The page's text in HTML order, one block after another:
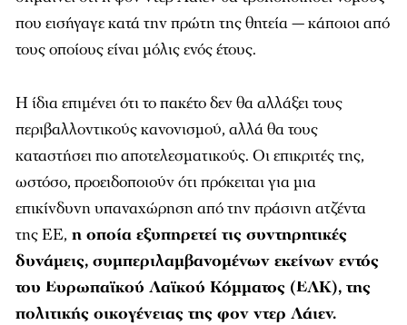
που εισήγαγε κατά την πρώτη της θητεία — κάποιοι από
τους οποίους είναι μόλις ενός έτους.
Η ίδια επιμένει ότι το πακέτο δεν θα αλλάξει τους
περιβαλλοντικούς κανονισμού, αλλά θα τους
καταστήσει πιο αποτελεσματικούς. Οι επικριτές της,
ωστόσο, προειδοποιούν ότι πρόκειται για μια
επικίνδυνη υπαναχώρηση από την πράσινη ατζέντα
της ΕΕ, η οποία εξυπηρετεί τις συντηρητικές
δυνάμεις, συμπεριλαμβανομένων εκείνων εντός
του Ευρωπαϊκού Λαϊκού Κόμματος (ΕΛΚ), της
πολιτικής οικογένειας της φον ντερ Λάιεν.